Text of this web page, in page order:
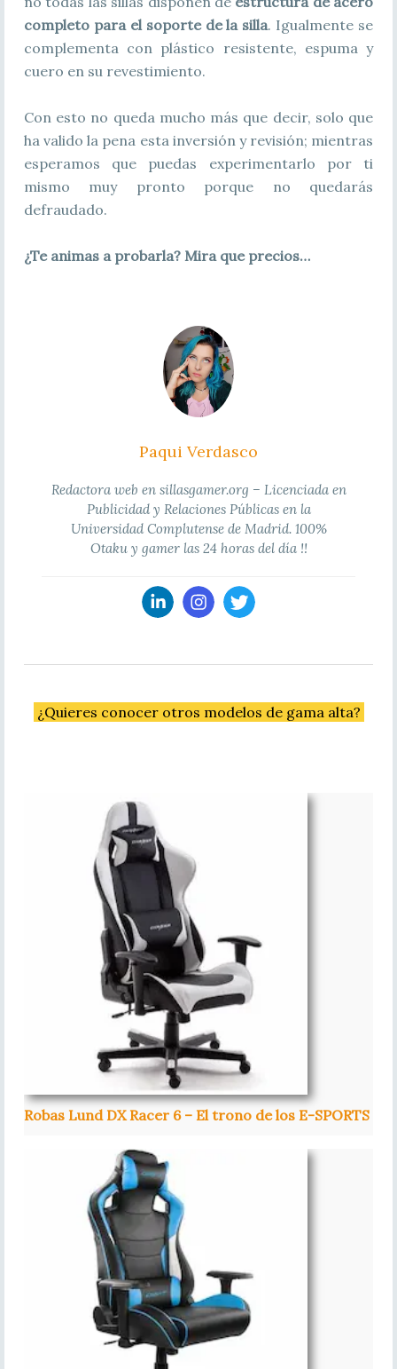
completo para el soporte de la silla. Igualmente se
complementa con plástico resistente, espuma y
cuero en su revestimiento.
Con esto no queda mucho más que decir, solo que
ha valido la pena esta inversión y revisión; mientras
esperamos que puedas experimentarlo por ti
mismo muy pronto porque no quedarás
defraudado.
¿Te animas a probarla? Mira que precios…
Paqui Verdasco
Redactora web en sillasgamer.org – Licenciada en
Publicidad y Relaciones Públicas en la
Universidad Complutense de Madrid. 100%
Otaku y gamer las 24 horas del día !!
¿Quieres conocer otros modelos de gama alta?
Robas Lund DX Racer 6 – El trono de los E-SPORTS